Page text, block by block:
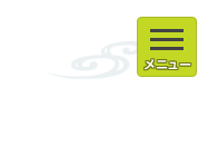
メニュー